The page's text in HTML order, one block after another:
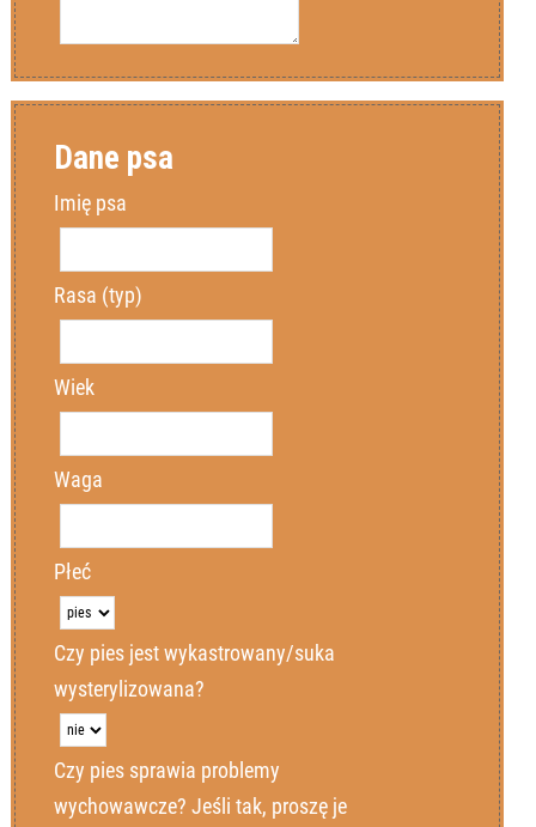
Imię
Telefon
Imię
Telefon
Dane psa
Imię psa
Rasa (typ)
Wiek
Waga
Płeć
Czy pies jest wykastrowany/suka
wysterylizowana?
Czy pies sprawia problemy
wychowawcze? Jeśli tak, proszę je